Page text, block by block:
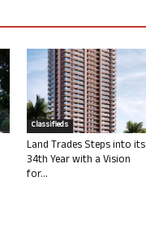
Classifieds
Land Trades Steps into its
34th Year with a Vision
for...